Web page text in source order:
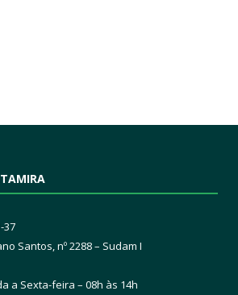
37
Santos, nº 2288 – Sudam I
a Sexta-feira – 08h às 14h